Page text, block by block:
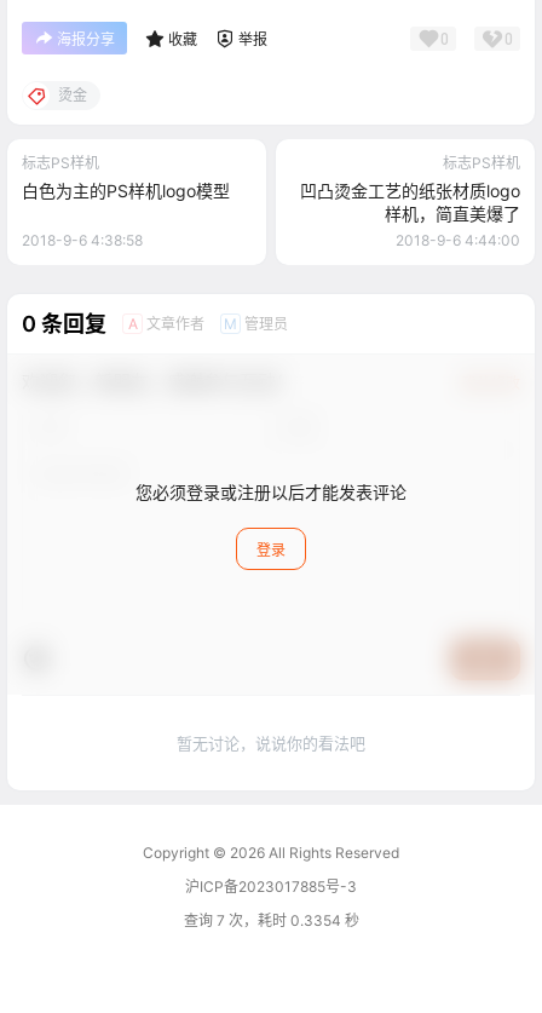
海报分享 收藏 举报 0 0
烫金
标志PS样机
白色为主的PS样机logo模型
2018-9-6 4:38:58
标志PS样机
凹凸烫金工艺的纸张材质logo
样机，简直美爆了
2018-9-6 4:44:00
0 条回复 A 文章作者 M 管理员
您必须登录或注册以后才能发表评论
登录
暂无讨论，说说你的看法吧
Copyright © 2026 All Rights Reserved
沪ICP备2023017885号-3
查询 7 次，耗时 0.3354 秒